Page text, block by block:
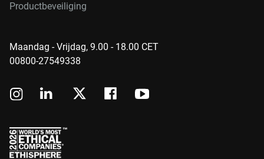
Productbeveiliging
Maandag - Vrijdag, 9.00 - 18.00 CET
00800-27549338